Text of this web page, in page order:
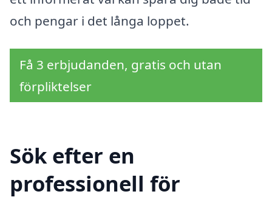
och pengar i det långa loppet.
Få 3 erbjudanden, gratis och utan
förpliktelser
Sök efter en
professionell för